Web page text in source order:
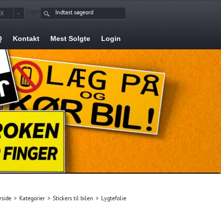
Login
Kontakt Mest Solgte Login
> Kategorier > Stickers til bilen > Lygtefolie